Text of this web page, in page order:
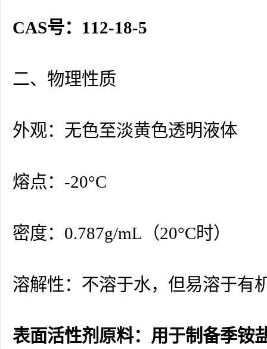
CAS号：112-18-5
二、物理性质
外观：无色至淡黄色透明液体
熔点：-20°C
密度：0.787g/mL（20°C时）
溶解性：不溶于水，但易溶于有
表面活性剂原料：用于制备季铵